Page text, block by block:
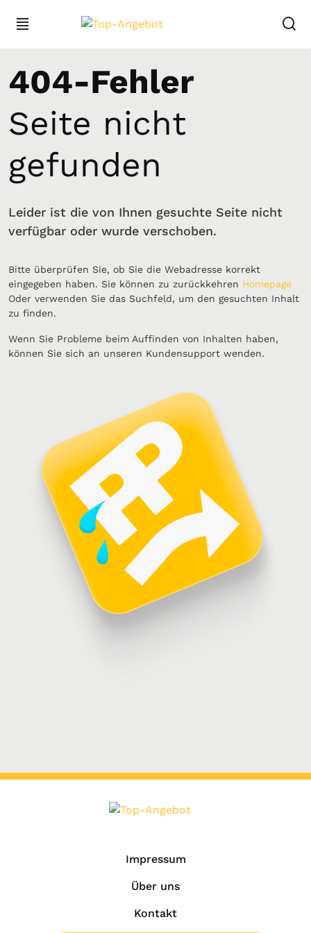
404-Fehler
Seite nicht
gefunden
Leider ist die von Ihnen gesuchte Seite nicht
verfügbar oder wurde verschoben.
Bitte überprüfen Sie, ob Sie die Webadresse korrekt
eingegeben haben. Sie können zu zurückkehren Homepage
Oder verwenden Sie das Suchfeld, um den gesuchten Inhalt
zu finden.
Wenn Sie Probleme beim Auffinden von Inhalten haben,
können Sie sich an unseren Kundensupport wenden.
Impressum
Über uns
Kontakt